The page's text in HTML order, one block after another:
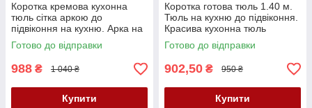
Коротка кремова кухонна
тюль сітка аркою до
підвіконня на кухню. Арка на
кухню
Готово до відправки
988 ₴ 1 040 ₴
Купити
Коротка готова тюль 1.40 м.
Тюль на кухню до підвіконня.
Красива кухонна тюль
Готово до відправки
902,50 ₴ 950 ₴
Купити